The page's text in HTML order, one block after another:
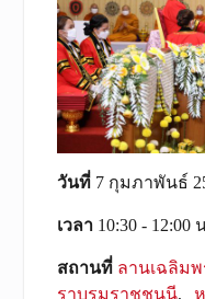
วันที่7 กุมภาพันธ์
เวลา10:30 - 12:00
สถานที่ ลานเฉลิม
ราบรมราชชนนี,